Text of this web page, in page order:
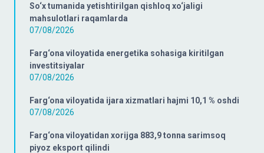
So‘x tumanida yetishtirilgan qishloq xo‘jaligi
mahsulotlari raqamlarda
07/08/2026
Farg‘ona viloyatida energetika sohasiga kiritilgan
investitsiyalar
07/08/2026
Farg‘ona viloyatida ijara xizmatlari hajmi 10,1 % oshdi
07/08/2026
Farg‘ona viloyatidan xorijga 883,9 tonna sarimsoq
piyoz eksport qilindi